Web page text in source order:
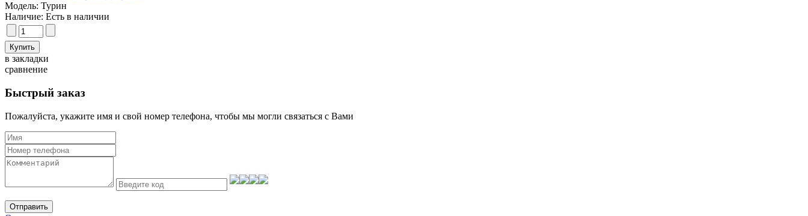
Модель: Турин
Наличие: Есть в наличии
в закладки
сравнение
Быстрый заказ
Пожалуйста, укажите имя и свой номер телефона, чтобы мы могли связаться с Вами
Отправить